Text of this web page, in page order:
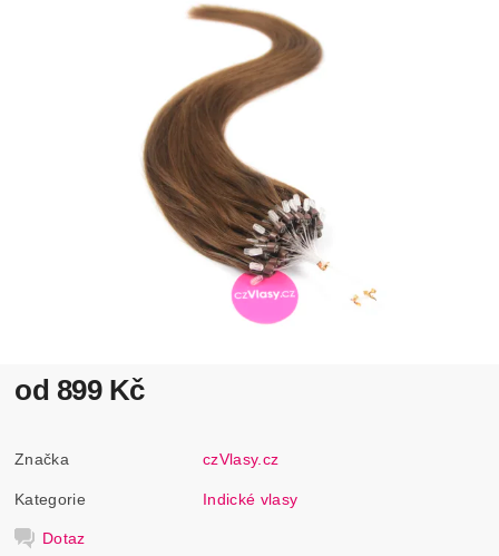
od 899 Kč
Značka czVlasy.cz
Kategorie Indické vlasy
Dotaz